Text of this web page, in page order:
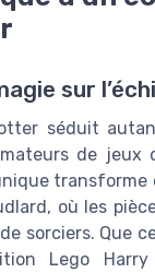
sur
séduit
de
transforme
où les
sorciers. Que
Lego